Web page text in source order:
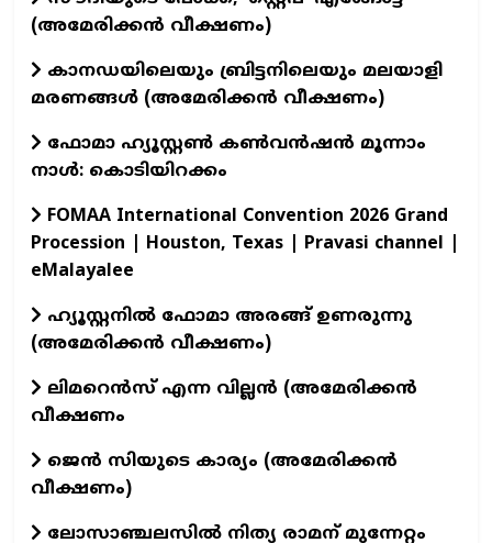
(അമേരിക്കൻ വീക്ഷണം)
കാനഡയിലെയും ബ്രിട്ടനിലെയും മലയാളി
മരണങ്ങൾ (അമേരിക്കൻ വീക്ഷണം)
ഫോമാ ഹ്യൂസ്റ്റൺ കൺവൻഷൻ മൂന്നാം
നാൾ: കൊടിയിറക്കം
FOMAA International Convention 2026 Grand
Procession | Houston, Texas | Pravasi channel |
eMalayalee
ഹ്യൂസ്റ്റനിൽ ഫോമാ അരങ്ങ് ഉണരുന്നു
(അമേരിക്കൻ വീക്ഷണം)
ലിമറെൻസ് എന്ന വില്ലൻ (അമേരിക്കൻ
വീക്ഷണം
ജെൻ സിയുടെ കാര്യം (അമേരിക്കൻ
വീക്ഷണം)
ലോസാഞ്ചലസിൽ നിത്യ രാമന് മുന്നേറ്റം